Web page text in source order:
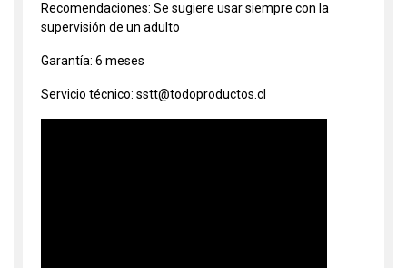
Recomendaciones: Se sugiere usar siempre con la
supervisión de un adulto
Garantía: 6 meses
Servicio técnico: sstt@todoproductos.cl